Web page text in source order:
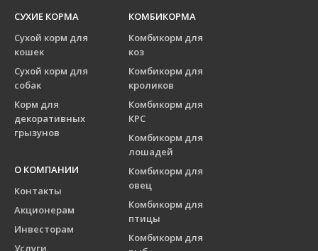
СУХИЕ КОРМА
Сухой корм для
кошек
Сухой корм для
собак
Корм для
декоративных
грызунов
КОМБИКОРМА
Комбикорм для
коз
Комбикорм для
кроликов
Комбикорм для
КРС
Комбикорм для
лошадей
Комбикорм для
овец
Комбикорм для
птицы
Комбикорм для
О КОМПАНИИ
Контакты
Акционерам
Инвесторам
Услуги